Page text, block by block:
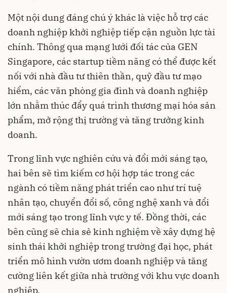
Một nội dung đáng chú ý khác là việc hỗ trợ các
doanh nghiệp khởi nghiệp tiếp cận nguồn lực tài
chính. Thông qua mạng lưới đối tác của GEN
Singapore, các startup tiềm năng có thể được kết
nối với nhà đầu tư thiên thần, quỹ đầu tư mạo
hiểm, các văn phòng gia đình và doanh nghiệp
lớn nhằm thúc đẩy quá trình thương mại hóa sản
phẩm, mở rộng thị trường và tăng trưởng kinh
doanh.
Trong lĩnh vực nghiên cứu và đổi mới sáng tạo,
hai bên sẽ tìm kiếm cơ hội hợp tác trong các
ngành có tiềm năng phát triển cao như trí tuệ
nhân tạo, chuyển đổi số, công nghệ xanh và đổi
mới sáng tạo trong lĩnh vực y tế. Đồng thời, các
bên cũng sẽ chia sẻ kinh nghiệm về xây dựng hệ
sinh thái khởi nghiệp trong trường đại học, phát
triển mô hình vườn ươm doanh nghiệp và tăng
cường liên kết giữa nhà trường với khu vực doanh
nghiệp.